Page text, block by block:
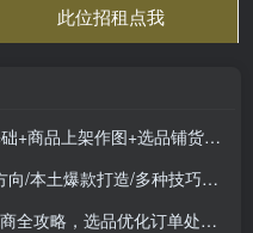
架作图+选品铺货，新手快速上手
/多种技巧结合玩法，快速掌握平台规则
，选品优化订单处理一网打尽